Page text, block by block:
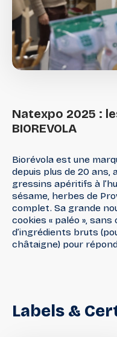
Natexpo 2025 :
BIOREVOLA
Biorévola est une
depuis plus de 20
gressins apéritifs à
sésame, herbes de
complet. Sa grande
cookies « paléo »,
d’ingrédients bruts
châtaigne) pour
Labels &